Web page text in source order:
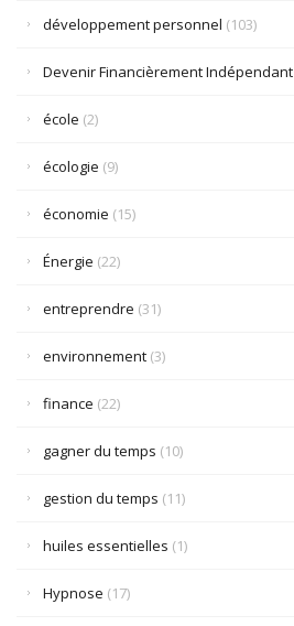
développement personnel (103)
Devenir Financièrement Indépendant
école (2)
écologie (9)
économie (15)
Énergie (22)
entreprendre (31)
environnement (3)
finance (22)
gagner du temps (10)
gestion du temps (11)
huiles essentielles (1)
Hypnose (17)